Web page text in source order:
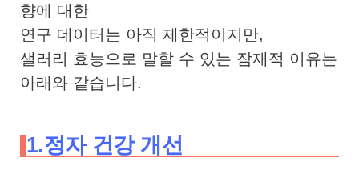
향에 대한
연구 데이터는 아직 제한적이지만,
샐러리 효능으로 말할 수 있는 잠재적 이유는
아래와 같습니다.
1.정자 건강 개선